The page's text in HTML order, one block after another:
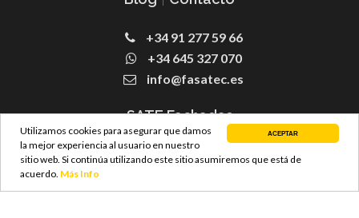
ACEPTAR
Utilizamos cookies para asegurar que damos
la mejor experiencia al usuario en nuestro
sitio web. Si continúa utilizando este sitio asumiremos que está de
acuerdo. Más Info
+34 91 277 59 66
+34 645 327 070
info@fasatec.es
SATE Fachadas